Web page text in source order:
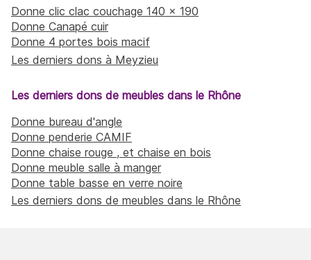
Donne clic clac couchage 140 × 190
Donne Canapé cuir
Donne 4 portes bois macif
Les derniers dons à Meyzieu
Les derniers dons de meubles dans le Rhône
Donne bureau d'angle
Donne penderie CAMIF
Donne chaise rouge , et chaise en bois
Donne meuble salle à manger
Donne table basse en verre noire
Les derniers dons de meubles dans le Rhône